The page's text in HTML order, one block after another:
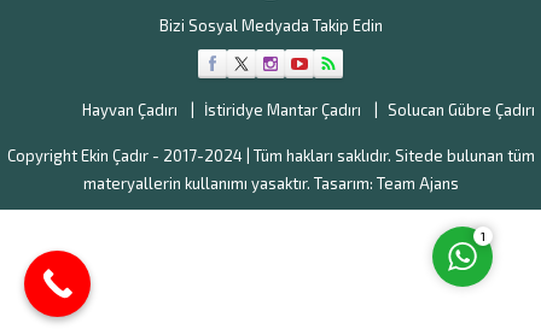
Bizi Sosyal Medyada Takip Edin
Hayvan Çadırı İstiridye Mantar Çadırı Solucan Gübre Çadırı
Copyright Ekin Çadır - 2017-2024 | Tüm hakları saklıdır. Sitede bulunan tüm
materyallerin kullanımı yasaktır. Tasarım: Team Ajans
Cevap Yaz
1